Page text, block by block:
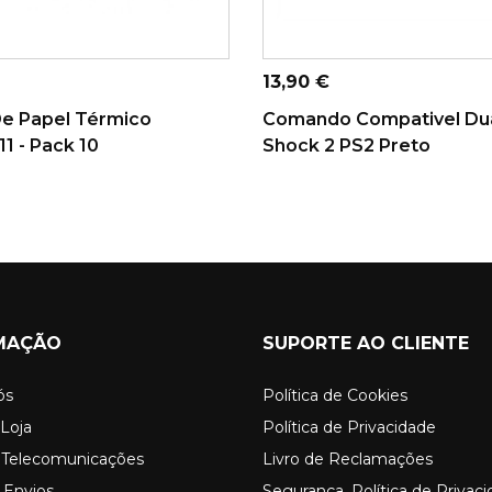
AO CARRINHO
Papel Térmico
- Pack 10
ADICIONAR AO CARRINHO
Preço
13,90 €
Comando Compativel
Shock 2 PS2 Preto
SUPORTE AO CLIENTE
Política de Cookies
Política de Privacidade
Livro de Reclamações